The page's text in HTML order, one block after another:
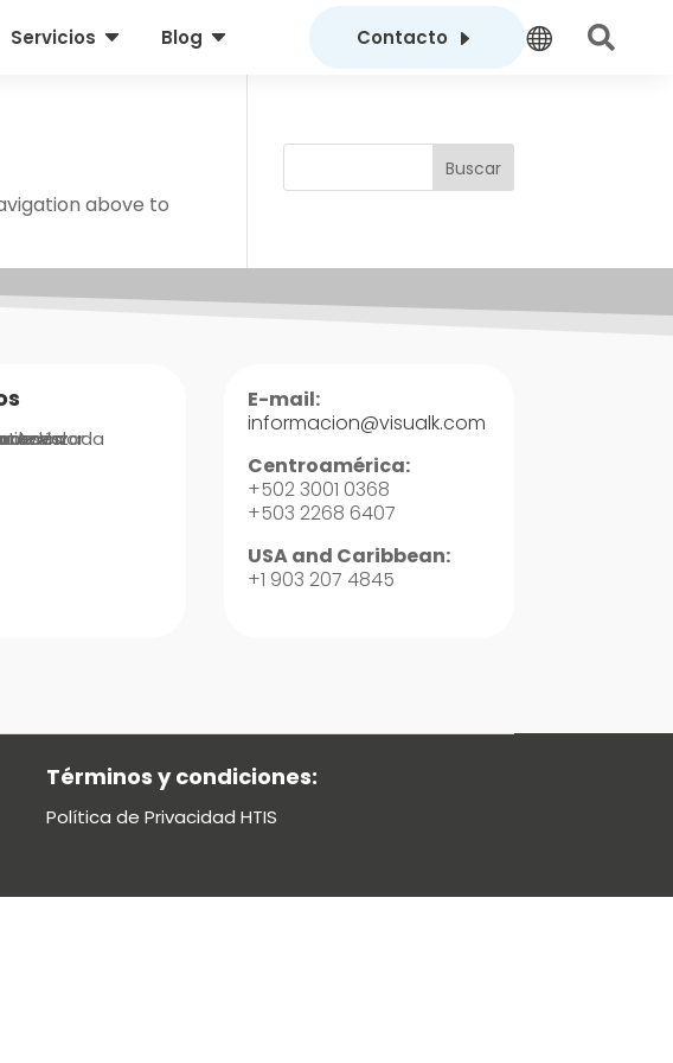
C
Servicios C
Blog E
Contacto  
above to
Buscar
de Valor
Avanzada
E-mail:
informacion@visualk.com
Centroamérica:
+502 3001 0368
+503 2268 6407
USA and Caribbean:
+1 903 207 4845
Términos y condiciones:
Política de Privacidad HTIS